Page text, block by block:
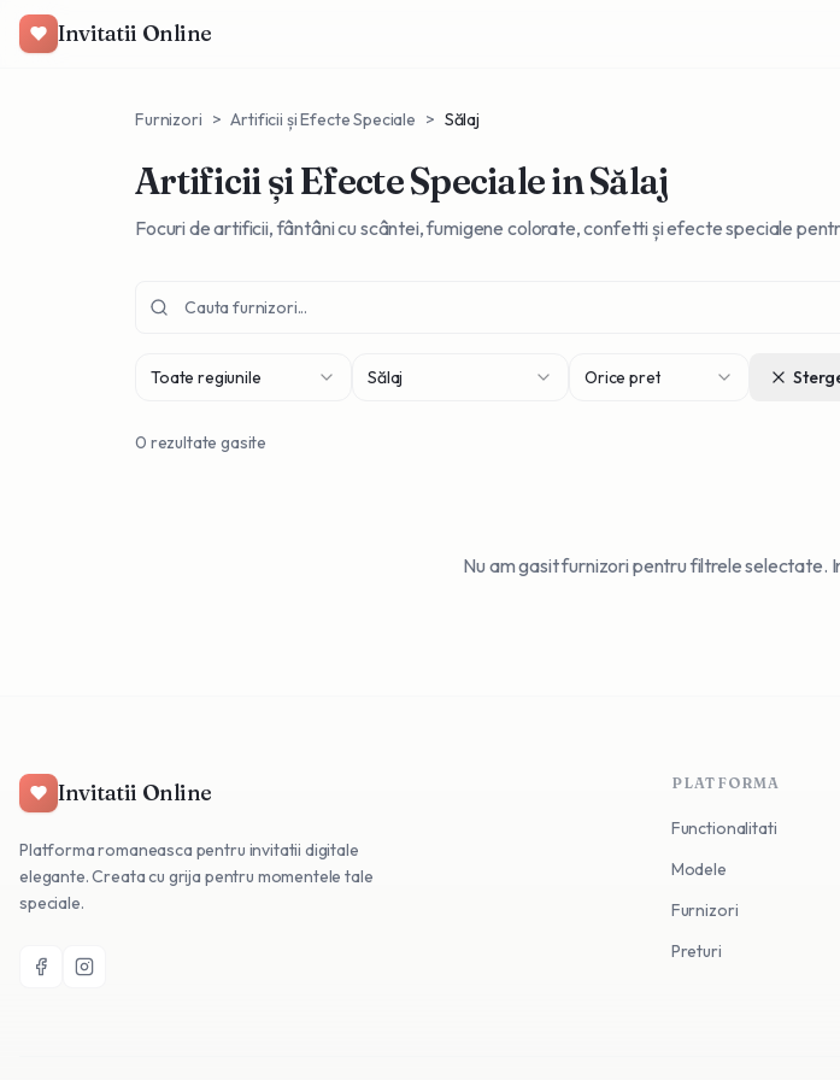
Invitatii Online
Furnizori > Artificii și Efecte Speciale > Sălaj
Artificii și Efecte Specialein Sălaj
Focuri de artificii, fântâni cu scântei, fumigene colorate, confetti și efecte speciale
Toate regiunile Sălaj Orice pret
0 rezultate gasite
Nu am gasit furnizori pentru filtrele selectate.
Invitatii Online
Platforma romaneasca pentru invitatii digitale
elegante. Creata cu grija pentru momentele tale
speciale.
PLATFORMA
Functionalitati
Modele
Furnizori
Preturi